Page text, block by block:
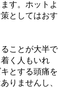
す。ホットよ
としてはおす
ことが大半で
く人もいれ
とする頭痛を
りませんし、